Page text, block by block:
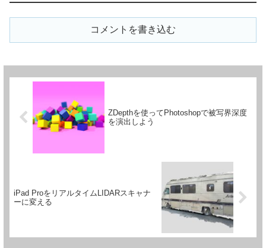
コメントを書き込む
ZDepthを使ってPhotoshopで被写界深度
を演出しよう
iPad ProをリアルタイムLIDARスキャナ
ーに変える